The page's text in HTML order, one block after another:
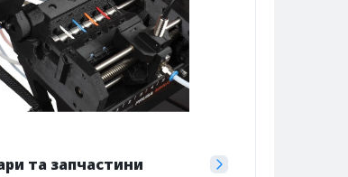
та запчастини